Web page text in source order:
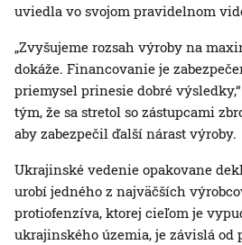
uviedla vo svojom pravidelnom
„Zvyšujeme rozsah výroby na
dokáže. Financovanie je
priemysel prinesie dobré
tým, že sa stretol so zástupcami
aby zabezpečil ďalší nárast výroby.
Ukrajinské vedenie opakovane
urobí jedného z najväčších
protiofenzíva, ktorej cieľom je
ukrajinského územia, je závislá od